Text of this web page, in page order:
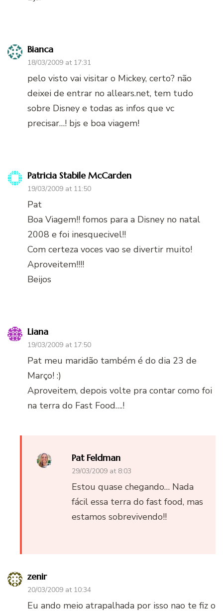
Bianca
18/03/2009 at 17:31
pelo visto vai visitar o Mickey, certo? não
deixei de entrar no allears.net, tem tudo
sobre Disney e todas as infos que vc
precisar…! bjs e boa viagem!
Patricia Stabile McCarden
19/03/2009 at 11:50
Pat
Boa Viagem!! fomos para a Disney no natal
2008 e foi inesquecivel!!
Com certeza voces vao se divertir muito!
Aproveitem!!!!
Beijos
Liana
19/03/2009 at 17:50
Pat meu maridão também é do dia 23 de
Março! :)
Aproveitem, depois volte pra contar como foi
na terra do Fast Food….!
Pat Feldman
29/03/2009 at 8:03
Estou quase chegando… Nada
fácil essa terra do fast food, mas
estamos sobrevivendo!!
zenir
20/03/2009 at 10:34
Eu ando meio atrapalhada por isso nao te fiz o